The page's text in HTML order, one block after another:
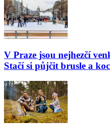
V Praze jsou nejhezčí
Stačí si půjčit brusle a